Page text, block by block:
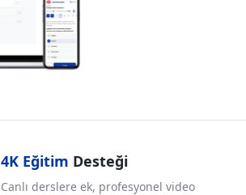
4K Eğitim Desteği
Canlı derslere ek, profesyonel video